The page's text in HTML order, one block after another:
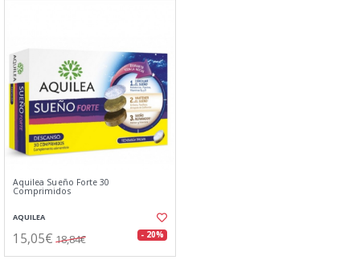
Aquilea Sueño Forte 30
Comprimidos
AQUILEA
15,05€ 18,84€ - 20%